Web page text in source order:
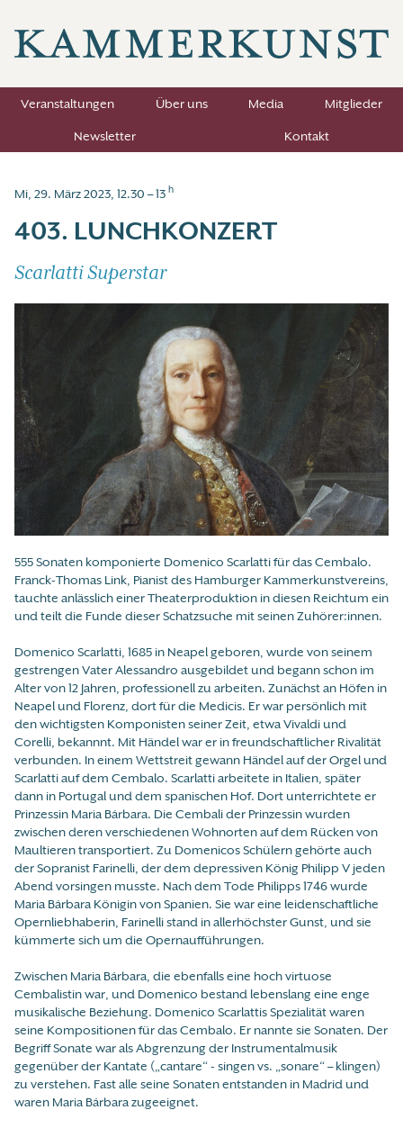
Veranstaltungen Über uns Media
Mitglieder
Newsletter
Kontakt
Mi, 29. März 2023, 12.30 – 13 h
403. LUNCHKONZERT
Scarlatti Superstar
555 Sonaten komponierte Domenico Scarlatti für das Cembalo.
Franck-Thomas Link, Pianist des Hamburger Kammerkunstvereins,
tauchte anlässlich einer Theaterproduktion in diesen Reichtum ein
und teilt die Funde dieser Schatzsuche mit seinen Zuhörer:innen.
Domenico Scarlatti, 1685 in Neapel geboren, wurde von seinem
gestrengen Vater Alessandro ausgebildet und begann schon im
Alter von 12 Jahren, professionell zu arbeiten. Zunächst an Höfen in
Neapel und Florenz, dort für die Medicis. Er war persönlich mit
den wichtigsten Komponisten seiner Zeit, etwa Vivaldi und
Corelli, bekannnt. Mit Händel war er in freundschaftlicher Rivalität
verbunden. In einem Wettstreit gewann Händel auf der Orgel und
Scarlatti auf dem Cembalo. Scarlatti arbeitete in Italien, später
dann in Portugal und dem spanischen Hof. Dort unterrichtete er
Prinzessin Maria Bárbara. Die Cembali der Prinzessin wurden
zwischen deren verschiedenen Wohnorten auf dem Rücken von
Maultieren transportiert. Zu Domenicos Schülern gehörte auch
der Sopranist Farinelli, der dem depressiven König Philipp V jeden
Abend vorsingen musste. Nach dem Tode Philipps 1746 wurde
Maria Bárbara Königin von Spanien. Sie war eine leidenschaftliche
Opernliebhaberin, Farinelli stand in allerhöchster Gunst, und sie
kümmerte sich um die Opernaufführungen.
Zwischen Maria Bárbara, die ebenfalls eine hoch virtuose
Cembalistin war, und Domenico bestand lebenslang eine enge
musikalische Beziehung. Domenico Scarlattis Spezialität waren
seine Kompositionen für das Cembalo. Er nannte sie Sonaten. Der
Begriff Sonate war als Abgrenzung der Instrumentalmusik
gegenüber der Kantate („cantare“ - singen vs. „sonare“ – klingen)
zu verstehen. Fast alle seine Sonaten entstanden in Madrid und
waren Maria Bárbara zugeeignet.